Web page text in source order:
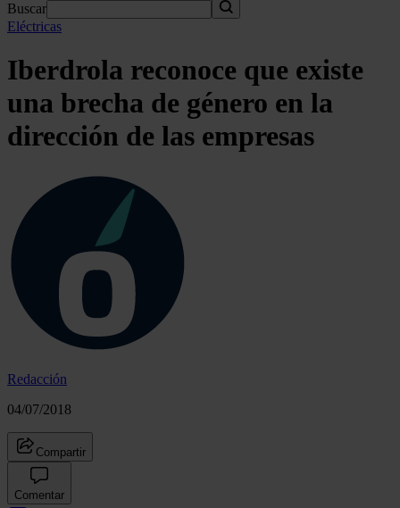
Buscar
Eléctricas
Iberdrola reconoce que existe
una brecha de género en la
dirección de las empresas
Redacción
04/07/2018
Compartir
Comentar